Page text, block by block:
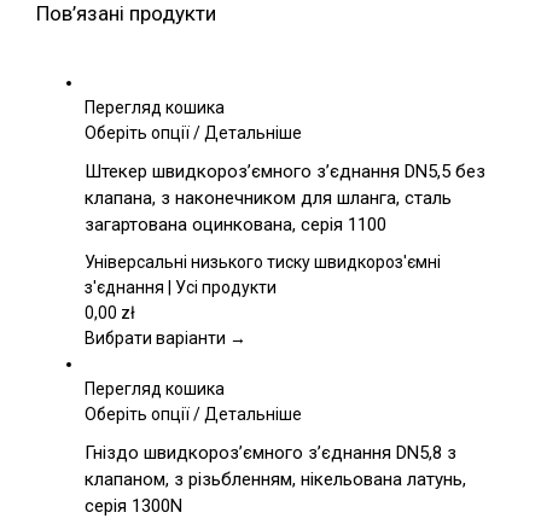
Пов’язані продукти
Перегляд кошика
Оберіть опціїЦей
має
кілька
варіантів.
Параметри
можна
на
товару
/Детальніше
Штекер швидкороз’ємного з’єднання DN5,5 без
клапана, з наконечником для шланга, сталь
загартована оцинкована, серія 1100
Універсальні низького тиску швидкороз'ємні
з'єднання | Усі продукти
0,00 zł
Вибрати варіанти →
Перегляд кошика
Оберіть опціїЦей
має
кілька
/Детальніше
Гніздо швидкороз’ємного з’єднання DN5,8 з
клапаном, з різьбленням, нікельована латунь,
серія 1300N